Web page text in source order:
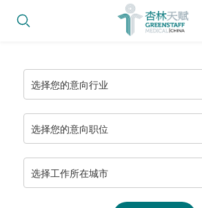
选择您的意向行业
选择您的意向职位
选择工作所在城市